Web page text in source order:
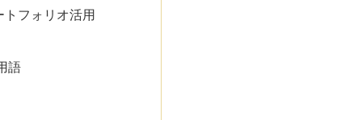
トフォリオ活用
語